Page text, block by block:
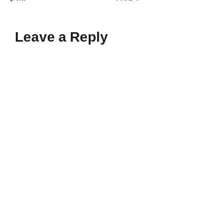
Leave a Reply